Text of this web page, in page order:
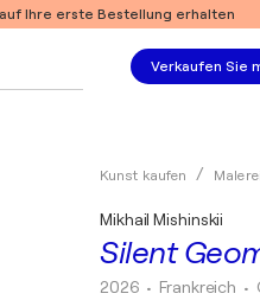
Ihre erste Bestellung erhalten
Verkaufen Sie
Kunst kaufen Malerei
Silent
Mikhail Mishinskii
2026 • Frankreich •